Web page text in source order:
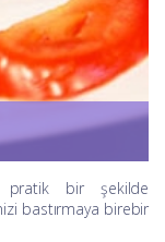
pratik bir şekilde
bastırmaya birebir